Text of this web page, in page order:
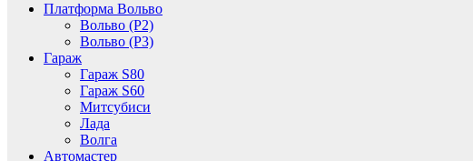
Платформа Вольво
Вольво (P2)
Вольво (P3)
Гараж
Гараж S80
Гараж S60
Митсубиси
Лада
Волга
Автомастер